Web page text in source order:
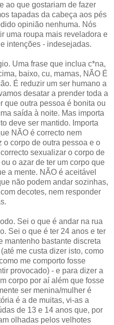
ao que gostariam de fazer
tapadas da cabeça aos pés
opinião nenhuma. Nós
uma roupa mais reveladora e
intenções - indesejadas.
Uma frase que inclua c*na,
baixo, cu, mamas, NÃO É
É reduzir um ser humano a
desatar a prender toda a
que outra pessoa é bonita ou
saída à noite. Mas importa
deve ser mantido. Importa
NÃO é correcto nem
o corpo de outra pessoa e o
sexualizar o corpo de
o azar de ter um corpo que
a mente. NÃO é aceitável
não podem andar sozinhas,
decotes, nem responder
Sei o que é andar na rua
Sei o que é ter 24 anos e ter
mantenho bastante discreta
me custa dizer isto, como
me comporto fosse
provocado) - e para dizer a
corpo por aí além que fosse
ser menina/mulher é
é a de muitas, vi-as a
de 13 e 14 anos que, por
olhadas pelos velhotes